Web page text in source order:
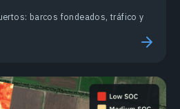
barcos fondeados, tráfico y